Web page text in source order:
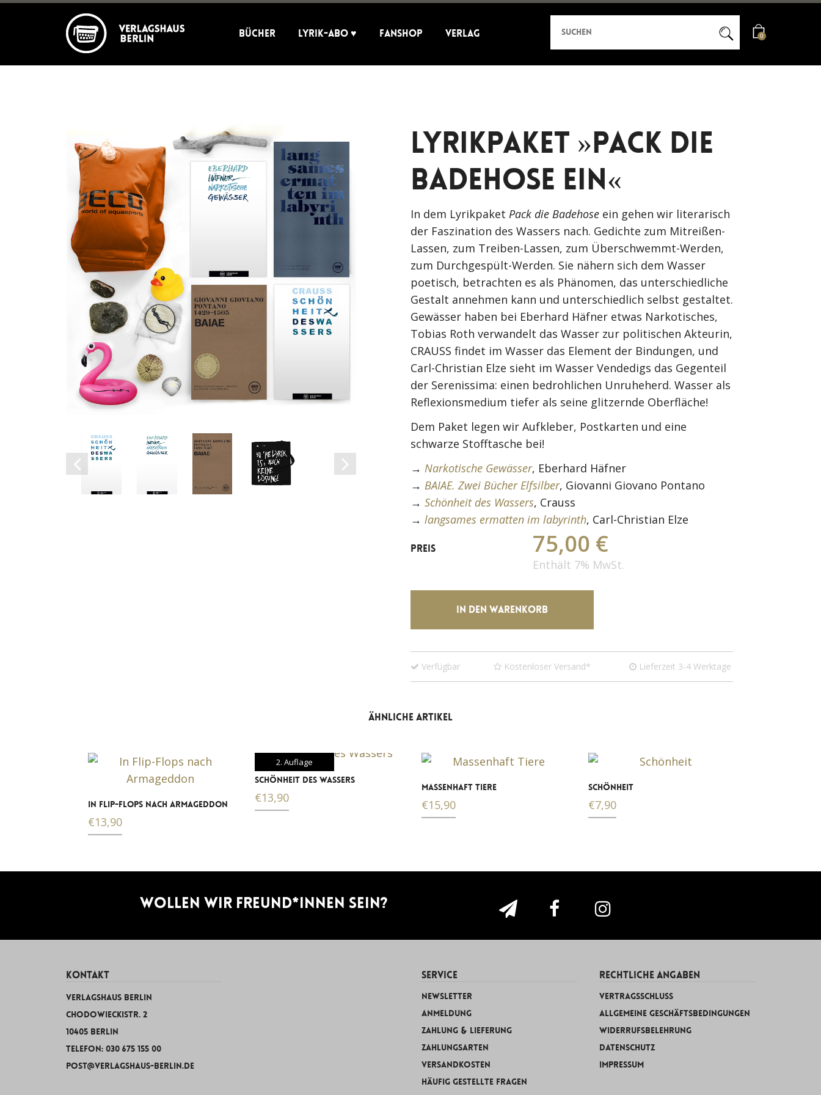
Bücher Lyrik-Abo ♥ Fanshop Verlag 0
Lyrikpaket »Pack die
Badehose ein«
In dem Lyrikpaket Pack die Badehose ein gehen wir literarisch
der Faszination des Wassers nach. Gedichte zum Mitreißen-
Lassen, zum Treiben-Lassen, zum Überschwemmt-Werden,
zum Durchgespült-Werden. Sie nähern sich dem Wasser
poetisch, betrachten es als Phänomen, das unterschiedliche
Gestalt annehmen kann und unterschiedlich selbst gestaltet.
Gewässer haben bei Eberhard Häfner etwas Narkotisches,
Tobias Roth verwandelt das Wasser zur politischen Akteurin,
CRAUSS findet im Wasser das Element der Bindungen, und
Carl-Christian Elze sieht im Wasser Vendedigs das Gegenteil
der Serenissima: einen bedrohlichen Unruheherd. Wasser als
Reflexionsmedium tiefer als seine glitzernde Oberfläche!
Dem Paket legen wir Aufkleber, Postkarten und eine
schwarze Stofftasche bei!
→ Narkotische Gewässer, Eberhard Häfner
→ BAIAE. Zwei Bücher Elfsilber, Giovanni Giovano Pontano
→ Schönheit des Wassers, Crauss
→ langsames ermatten im labyrinth, Carl-Christian Elze
PREIS 75,00 €
Enthält 7% MwSt.
IN DEN WARENKORB
Verfügbar Kostenloser Versand* Lieferzeit 3-4 Werktage
ÄHNLICHE ARTIKEL
IN FLIP-FLOPS NACH ARMAGEDDON
€13,90
2. Auflage
SCHÖNHEIT DES WASSERS
€13,90
MASSENHAFT TIERE
€15,90
SCHÖNHEIT
€7,90
Wollen wir Freund*innen sein?
KONTAKT
Verlagshaus Berlin
Chodowieckistr. 2
10405 Berlin
Telefon: 030 675 155 00
post@verlagshaus-berlin.de
SERVICE
Newsletter
Anmeldung
Zahlung & Lieferung
Zahlungsarten
Versandkosten
Häufig gestellte Fragen
RECHTLICHE ANGABEN
Vertragsschluss
Allgemeine Geschäftsbedingungen
Widerrufsbelehrung
Datenschutz
Impressum